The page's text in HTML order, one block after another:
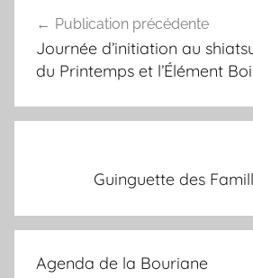
de
l’article
Publication précédente
Journée d’initiation au
du Printemps et l’Élément
Guinguette des
Agenda de la Bouriane